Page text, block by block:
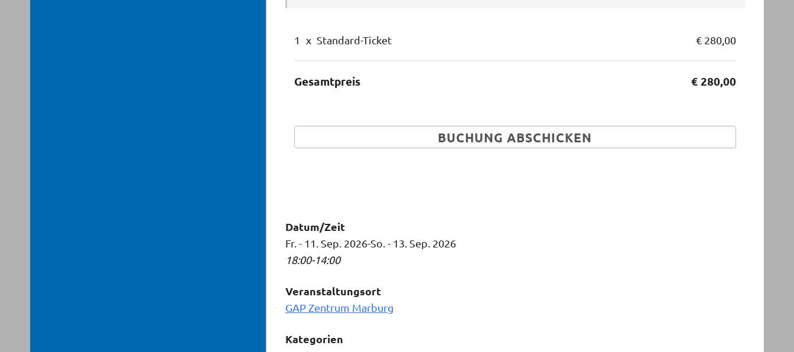
1 x Standard-Ticket € 280,00
Gesamtpreis € 280,00
Datum/Zeit
Fr. - 11. Sep. 2026-So. - 13. Sep. 2026
18:00-14:00
Veranstaltungsort
GAP Zentrum Marburg
Kategorien